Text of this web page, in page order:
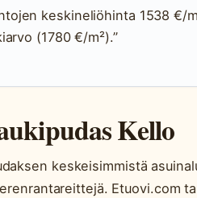
keskineliöhinta 1538 €/
(1780 €/m²).”
Kello
keskeisimmistä
Etuovi.com